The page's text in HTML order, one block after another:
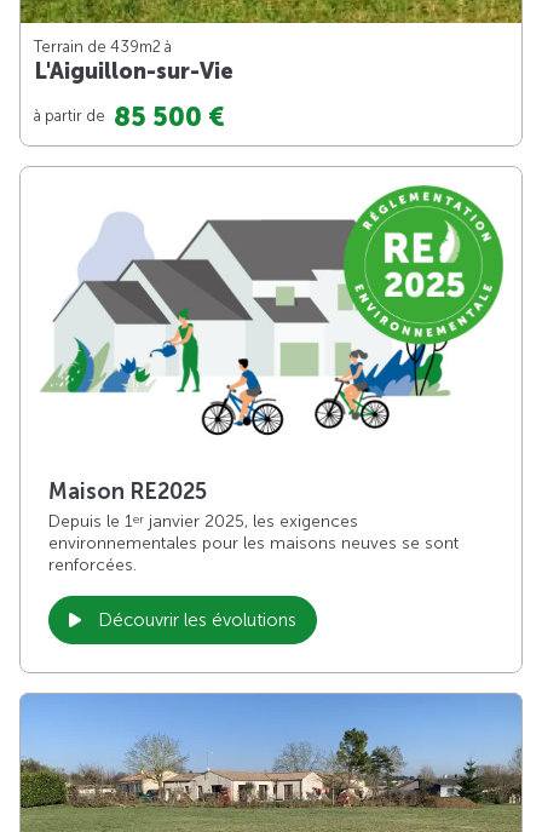
Terrain de 439m2 à
L'Aiguillon-sur-Vie
à partir de 85 500 €
Maison RE2025
Depuis le 1er janvier 2025, les exigences
environnementales pour les maisons neuves se sont
renforcées.
Découvrir les évolutions